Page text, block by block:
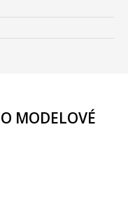
MODELOVÉ